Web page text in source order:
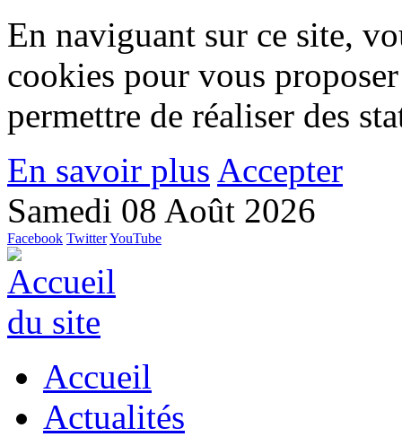
En naviguant sur ce site,
cookies pour vous
permettre de réaliser des
En savoir plus Accepter
Samedi 08 Août 2026
Facebook TwitterYouTube
Accueil
Actualités